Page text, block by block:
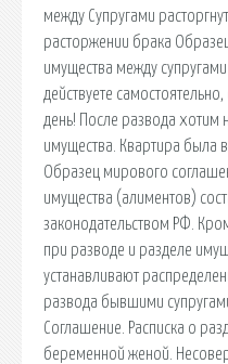
между Супругами
расторжении брака
имущества между
действуете
день! После развода хотим
имущества. Квартира была
Образец мирового
имущества (алиментов)
законодательством РФ.
при разводе и разделе
устанавливают
развода бывшими
Соглашение. Расписка о
беременной женой.